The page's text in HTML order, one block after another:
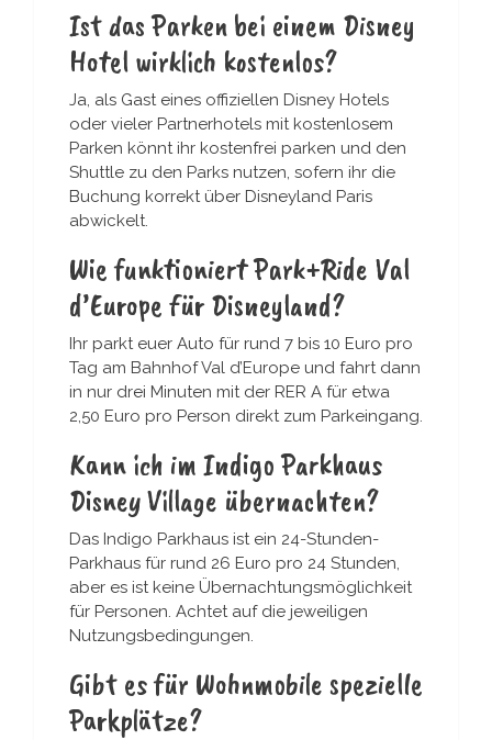
Ist das Parken bei einem Disney
Hotel wirklich kostenlos?
Ja, als Gast eines offiziellen Disney Hotels
oder vieler Partnerhotels mit kostenlosem
Parken könnt ihr kostenfrei parken und den
Shuttle zu den Parks nutzen, sofern ihr die
Buchung korrekt über Disneyland Paris
abwickelt.
Wie funktioniert Park+Ride Val
d’Europe für Disneyland?
Ihr parkt euer Auto für rund 7 bis 10 Euro pro
Tag am Bahnhof Val d’Europe und fahrt dann
in nur drei Minuten mit der RER A für etwa
2,50 Euro pro Person direkt zum Parkeingang.
Kann ich im Indigo Parkhaus
Disney Village übernachten?
Das Indigo Parkhaus ist ein 24-Stunden-
Parkhaus für rund 26 Euro pro 24 Stunden,
aber es ist keine Übernachtungsmöglichkeit
für Personen. Achtet auf die jeweiligen
Nutzungsbedingungen.
Gibt es für Wohnmobile spezielle
Parkplätze?